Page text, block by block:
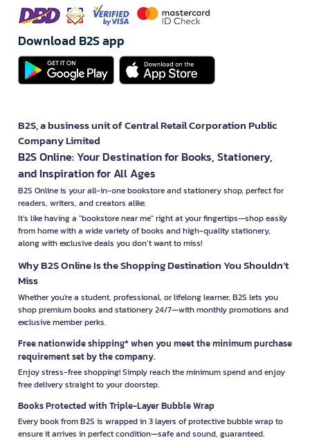
Download B2S app
B2S, a business unit of Central Retail Corporation Public
Company Limited
B2S Online: Your Destination for Books, Stationery,
and Inspiration for All Ages
B2S Online is your all-in-one bookstore and stationery shop, perfect for
readers, writers, and creators alike.
It’s like having a "bookstore near me" right at your fingertips—shop easily
from home with a wide variety of books and high-quality stationery,
along with exclusive deals you don’t want to miss!
Why B2S Online Is the Shopping Destination You Shouldn’t
Miss
Whether you're a student, professional, or lifelong learner, B2S lets you
shop premium books and stationery 24/7—with monthly promotions and
exclusive member perks.
Free nationwide shipping* when you meet the minimum purchase
requirement set by the company.
Enjoy stress-free shopping! Simply reach the minimum spend and enjoy
free delivery straight to your doorstep.
Books Protected with Triple-Layer Bubble Wrap
Every book from B2S is wrapped in 3 layers of protective bubble wrap to
ensure it arrives in perfect condition—safe and sound, guaranteed.